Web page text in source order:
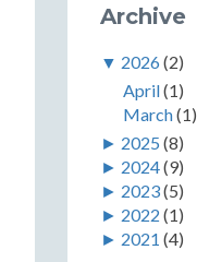
Archive
▼ 2026(2)
April(1)
March(1)
► 2025 (8)
► 2024(9)
► 2023(5)
► 2022 (1)
► 2021 (4)